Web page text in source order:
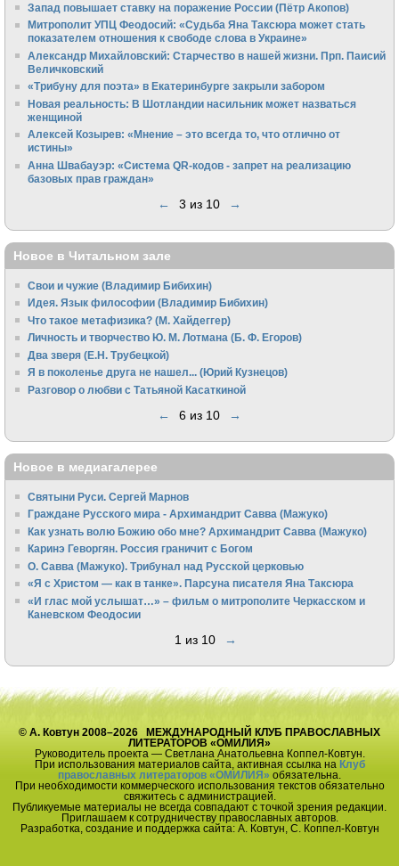
Запад повышает ставку на поражение России (Пётр Акопов)
Митрополит УПЦ Феодосий: «Судьба Яна Таксюра может стать
показателем отношения к свободе слова в Украине»
Алек­сандр Михайловский: Старчество в нашей жизни. Прп. Паисий
Величковский
«Трибуну для поэта» в Екатеринбурге закрыли забором
Новая реальность: В Шотландии насильник может назваться
женщиной
Алексей Козырев: «Мнение – это всегда то, что отлично от
истины»
Анна Швабауэр: «Система QR-кодов - запрет на реализацию
базовых прав граждан»
← 3 из 10 →
Новое в Читальном зале
Свои и чужие (Владимир Бибихин)
Идея. Язык философии (Владимир Бибихин)
Что такое метафизика? (М. Хайдеггер)
Личность и творчество Ю. М. Лотмана (Б. Ф. Егоров)
Два зверя (Е.Н. Трубецкой)
Я в поколенье друга не нашел... (Юрий Кузнецов)
Разговор о любви с Татьяной Касаткиной
← 6 из 10 →
Новое в медиагалерее
Святыни Руси. Сергей Марнов
Граждане Русского мира - Архимандрит Савва (Мажуко)
Как узнать волю Божию обо мне? Архимандрит Савва (Мажуко)
Каринэ Геворгян. Россия граничит с Богом
О. Савва (Мажуко). Трибунал над Русской церковью
«Я с Христом — как в танке». Парсуна писателя Яна Таксюра
«И глас мой услышат…» – фильм о митрополите Черкасском и
Каневском Феодосии
1 из 10 →
© А. Ковтун 2008–2026 МЕЖДУНАРОДНЫЙ КЛУБ ПРАВОСЛАВНЫХ
ЛИТЕРАТОРОВ «ОМИЛИЯ»
Руководитель проекта — Светлана Анатольевна Коппел-Ковтун.
При использования материалов сайта, активная ссылка на Клуб
православных литераторов «ОМИЛИЯ» обязательна.
При необходимости коммерческого использования текстов обязательно
свяжитесь с администрацией.
Публикуемые материалы не всегда совпадают с точкой зрения редакции.
Приглашаем к сотрудничеству православных авторов.
Разработка, создание и поддержка сайта: А. Ковтун, С. Коппел-Ковтун